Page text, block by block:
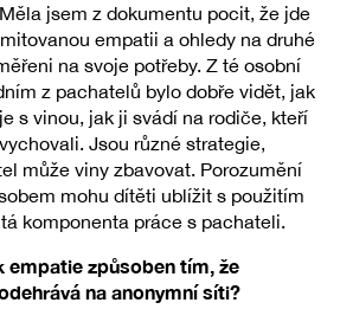
jsem z dokumentu pocit, že jde
empatii a ohledy na druhé
na svoje potřeby. Z té osobní
z pachatelů bylo dobře vidět, jak
s vinou, jak ji svádí na rodiče, kteří
Jsou různé strategie,
může viny zbavovat. Porozumění
mohu dítěti ublížit s použitím
komponenta práce s pachateli.
empatie způsoben tím, že
na anonymní síti?